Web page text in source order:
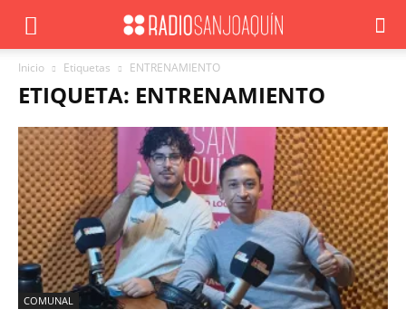
Inicio Etiquetas ENTRENAMIENTO
ETIQUETA: ENTRENAMIENTO
COMUNAL